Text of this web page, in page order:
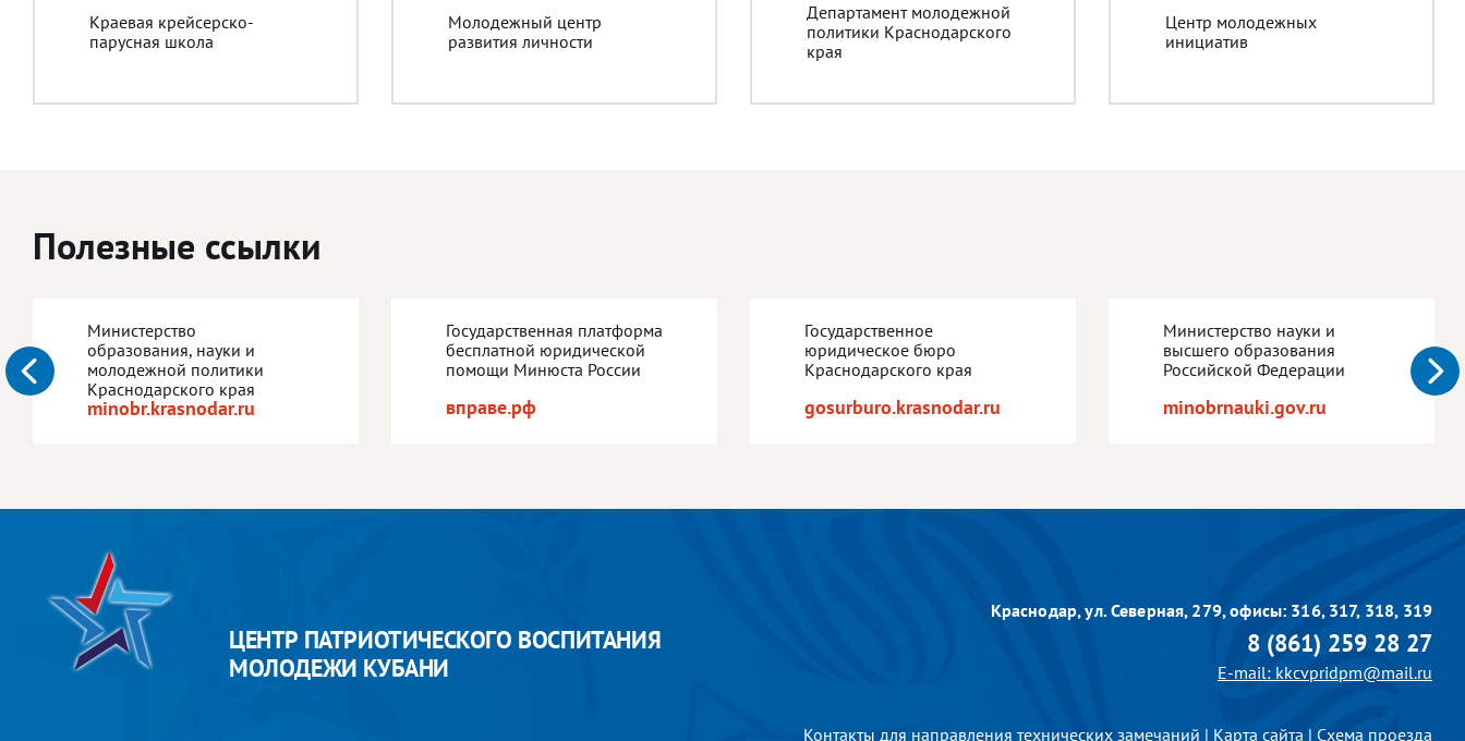
Краевая крейсерско-
парусная школа
Молодежный центр
развития личности
Департамент молодежной
политики Краснодарского
края
Центр молодежных
инициатив
Полезные ссылки
Министерство
образования, науки и
молодежной политики
Краснодарского края
minobr.krasnodar.ru
Государственная платформа
бесплатной юридической
помощи Минюста России
вправе.рф
Государственное
юридическое бюро
Краснодарского края
gosurburo.krasnodar.ru
Министерство науки и
высшего образования
Российской Федерации
minobrnauki.gov.ru
ЦЕНТР ПАТРИОТИЧЕСКОГО ВОСПИТАНИЯ
МОЛОДЕЖИ КУБАНИ
Краснодар, ул. Северная, 279,офисы: 316, 317, 318, 319
8 (861) 259 28 27
E-mail: kkcvpridpm@mail.ru
Контакты для направления технических замечаний | Карта сайта | Схема проезда